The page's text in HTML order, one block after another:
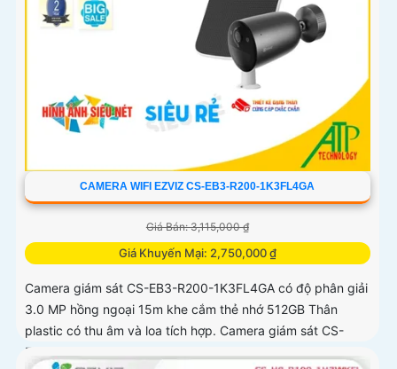
CAMERA WIFI EZVIZ CS-EB3-R200-1K3FL4GA
Giá Bán: 3,115,000 ₫
Giá Khuyến Mại: 2,750,000 ₫
Camera giám sát CS-EB3-R200-1K3FL4GA có độ phân giải
3.0 MP hồng ngoại 15m khe cắm thẻ nhớ 512GB Thân
plastic có thu âm và loa tích hợp. Camera giám sát CS-
EB3-R200-1K3FL4GA là...